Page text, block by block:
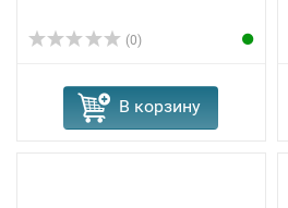
(0)
В корзину